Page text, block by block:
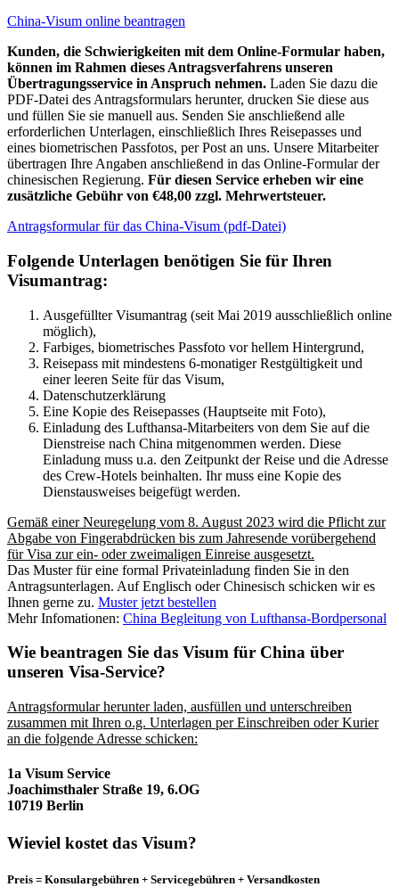
China-Visum online beantragen
Kunden, die Schwierigkeiten mit dem Online-Formular haben,
können im Rahmen dieses Antragsverfahrens unseren
Übertragungsservice in Anspruch nehmen. Laden Sie dazu die
PDF-Datei des Antragsformulars herunter, drucken Sie diese aus
und füllen Sie sie manuell aus. Senden Sie anschließend alle
erforderlichen Unterlagen, einschließlich Ihres Reisepasses und
eines biometrischen Passfotos, per Post an uns. Unsere Mitarbeiter
übertragen Ihre Angaben anschließend in das Online-Formular der
chinesischen Regierung. Für diesen Service erheben wir eine
zusätzliche Gebühr von €48,00 zzgl. Mehrwertsteuer.
Antragsformular für das China-Visum (pdf-Datei)
Folgende Unterlagen benötigen Sie für Ihren
Visumantrag:
Ausgefüllter Visumantrag (seit Mai 2019 ausschließlich online
möglich),
Farbiges, biometrisches Passfoto vor hellem Hintergrund,
Reisepass mit mindestens 6-monatiger Restgültigkeit und
einer leeren Seite für das Visum,
Datenschutzerklärung
Eine Kopie des Reisepasses (Hauptseite mit Foto),
Einladung des Lufthansa-Mitarbeiters von dem Sie auf die
Dienstreise nach China mitgenommen werden. Diese
Einladung muss u.a. den Zeitpunkt der Reise und die Adresse
des Crew-Hotels beinhalten. Ihr muss eine Kopie des
Dienstausweises beigefügt werden.
Gemäß einer Neuregelung vom 8. August 2023 wird die Pflicht zur
Abgabe von Fingerabdrücken bis zum Jahresende vorübergehend
für Visa zur ein- oder zweimaligen Einreise ausgesetzt.
Das Muster für eine formal Privateinladung finden Sie in den
Antragsunterlagen. Auf Englisch oder Chinesisch schicken wir es
Ihnen gerne zu. Muster jetzt bestellen
Mehr Infomationen: China Begleitung von Lufthansa-Bordpersonal
Wie beantragen Sie das Visum für China über
unseren Visa-Service?
Antragsformular herunter laden, ausfüllen und unterschreiben
zusammen mit Ihren o.g. Unterlagen per Einschreiben oder Kurier
an die folgende Adresse schicken:
1a Visum Service
Joachimsthaler Straße 19, 6.OG
10719 Berlin
Wieviel kostet das Visum?
Preis = Konsulargebühren + Servicegebühren + Versandkosten